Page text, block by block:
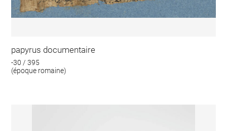
papyrus documentaire
-30 / 395
(époque romaine)